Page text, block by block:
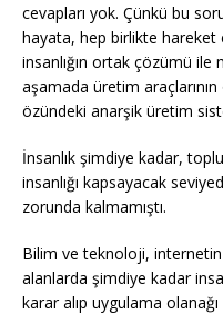
cevapları yok. Çünkü bu
hayata, hep birlikte
insanlığın ortak çözümü
aşamada üretim
özündeki anarşik üretim
İnsanlık şimdiye kadar,
insanlığı kapsayacak
zorunda kalmamıştı.
Bilim ve teknoloji,
alanlarda şimdiye kadar
karar alıp uygulama olanağı